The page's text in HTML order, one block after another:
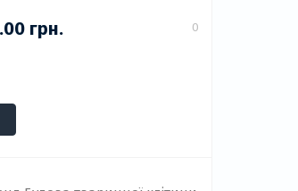
грн. 0